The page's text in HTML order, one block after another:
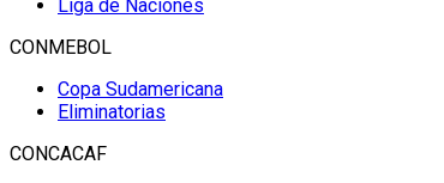
Liga de Naciones
CONMEBOL
Copa Sudamericana
Eliminatorias
CONCACAF